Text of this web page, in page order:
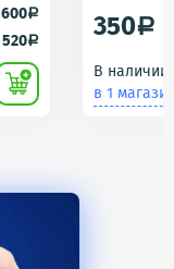
600a
520a
U2 Tristar
350a
В наличии
в 1